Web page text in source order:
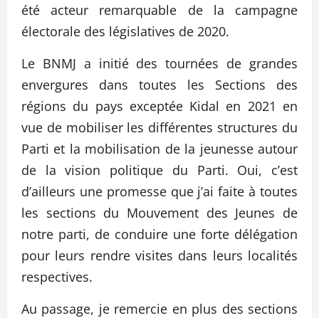
été acteur remarquable de la campagne
électorale des législatives de 2020.
Le BNMJ a initié des tournées de grandes
envergures dans toutes les Sections des
régions du pays exceptée Kidal en 2021 en
vue de mobiliser les différentes structures du
Parti et la mobilisation de la jeunesse autour
de la vision politique du Parti. Oui, c’est
d’ailleurs une promesse que j’ai faite à toutes
les sections du Mouvement des Jeunes de
notre parti, de conduire une forte délégation
pour leurs rendre visites dans leurs localités
respectives.
Au passage, je remercie en plus des sections